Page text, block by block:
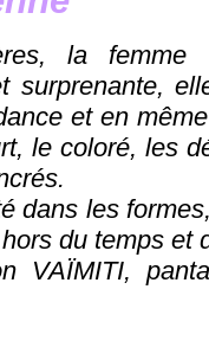
la
surprenante,
et en
le coloré, les
dans les
du temps et
VAÏMITI,